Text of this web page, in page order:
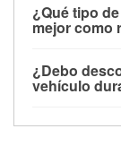
contar con
cortes
parte baja
dañarse si se
días
¿Qué tipo
mejor como
para
selladas,
¿Debo
vehículo